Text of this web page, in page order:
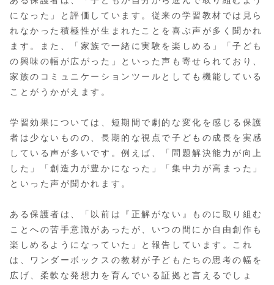
になった」と評価しています。従来の学習教材では見ら
れなかった積極性が生まれたことを喜ぶ声が多く聞かれ
ます。また、「家族で一緒に実験を楽しめる」「子ども
の興味の幅が広がった」といった声も寄せられており、
家族のコミュニケーションツールとしても機能している
ことがうかがえます。
学習効果については、短期間で劇的な変化を感じる保護
者は少ないものの、長期的な視点で子どもの成長を実感
している声が多いです。例えば、「問題解決能力が向上
した」「創造力が豊かになった」「集中力が高まった」
といった声が聞かれます。
ある保護者は、「以前は『正解がない』ものに取り組む
ことへの苦手意識があったが、いつの間にか自由創作も
楽しめるようになっていた」と報告しています。これ
は、ワンダーボックスの教材が子どもたちの思考の幅を
広げ、柔軟な発想力を育んでいる証拠と言えるでしょ